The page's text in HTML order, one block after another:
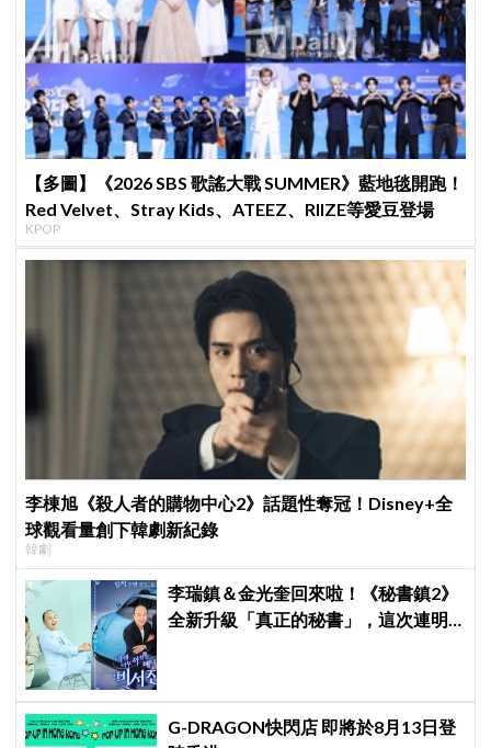
【多圖】《2026 SBS 歌謠大戰 SUMMER》藍地毯開跑！
Red Velvet、Stray Kids、ATEEZ、RIIZE等愛豆登場
KPOP
李棟旭《殺人者的購物中心2》話題性奪冠！Disney+全
球觀看量創下韓劇新紀錄
韓劇
李瑞鎮＆金光奎回來啦！《秘書鎮2》
全新升級「真正的秘書」，這次連明
G-DRAGON快閃店 即將於8月13日登